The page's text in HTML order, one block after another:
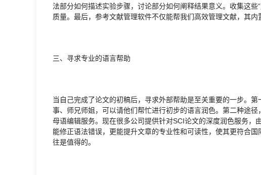
法部分如何描述实验步骤，讨论部分如何阐释结果意义。收集这
质量。最后，参考文献管理软件不仅能帮我们高效管理文献，其内
三、寻求专业的语言帮助
当自己完成了论文的初稿后，寻求外部帮助是至关重要的一步。
事、师兄师姐，可以请他们帮忙进行初步的语言润色。第二种途
母语编辑服务。现在很多公司提供针对SCI论文的深度润色服务，
能修正语法错误，更能提升文章的专业性和可读性，使其更符合
往是值得的。